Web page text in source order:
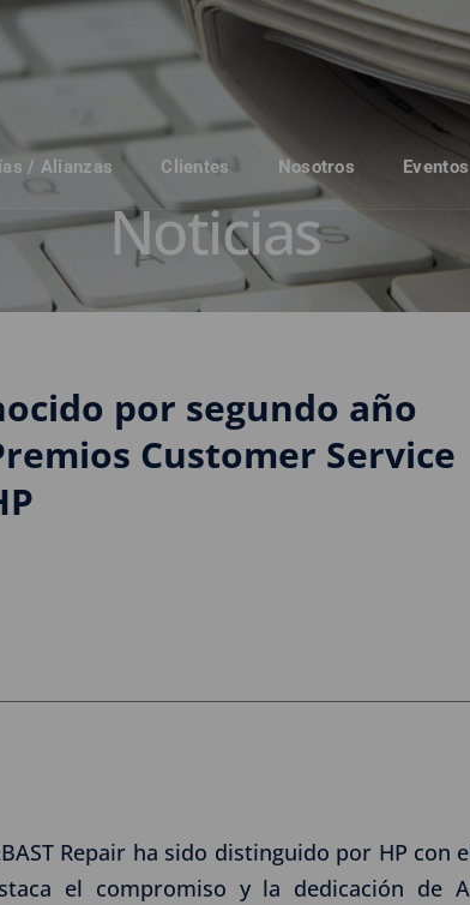
/ Alianzas Clientes Nosotros Eventos
Noticias
por segundo año
Customer Service
Repair ha sido distinguido por HP con
el compromiso y la dedicación de